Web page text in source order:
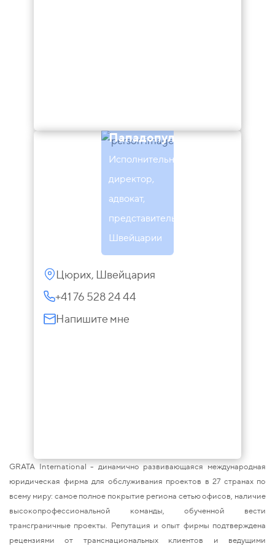
Пападопулос
Исполнительный
директор,
адвокат,
представитель в
Швейцарии
Цюрих, Швейцария
+41 76 528 24 44
Напишите мне
GRATA International - динамично развивающаяся международная
юридическая фирма для обслуживания проектов в 27 странах по
всему миру: самое полное покрытие региона сетью офисов, наличие
высокопрофессиональной команды, обученной вести
трансграничные проекты. Репутация и опыт фирмы подтверждена
рецензиями от транснациональных клиентов и ведущими